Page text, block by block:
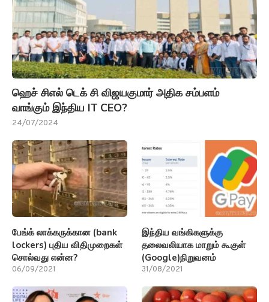
ஹெச் சிஎல் டெக் சி விஜயகுமார் அதிக சம்பளம்
வாங்கும் இந்திய IT CEO?
24/07/2024
பேங்க் லாக்கருக்கான (bank
lockers) புதிய விதிமுறைகள்
சொல்வது என்ன?
06/09/2021
இந்திய வங்கிகளுக்கு
தலைவலியாக மாறும் கூகுள்
(Google)நிறுவனம்
31/08/2021